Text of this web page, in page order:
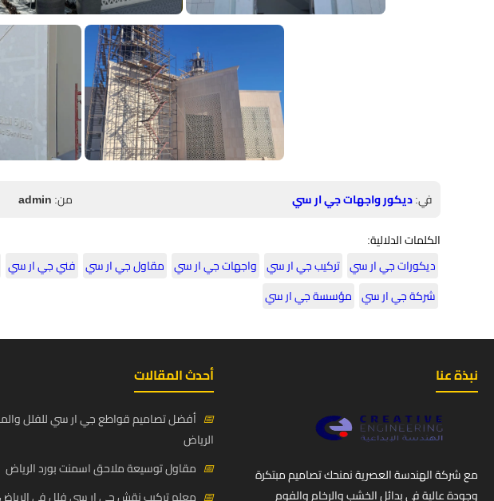
في:ديكور واجهات جي ار سي من:admin
الكلمات الدلالية:
ديكورات جي ار سي تركيب جي ار سي واجهات جي ار سي مقاول جي ار سي فني جي ار سي
شركة جي ار سي مؤسسة جي ار سي
نبذة عنا
مع شركة الهندسة العصرية نمنحك تصاميم مبتكرة
وجودة عالية في بدائل الخشب والرخام والفوم
أحدث المقالات
📅 أفضل تصاميم قواطع جي ار سي للفلل
الرياض
📅 مقاول توسيعة ملاحق اسمنت بورد الرياض